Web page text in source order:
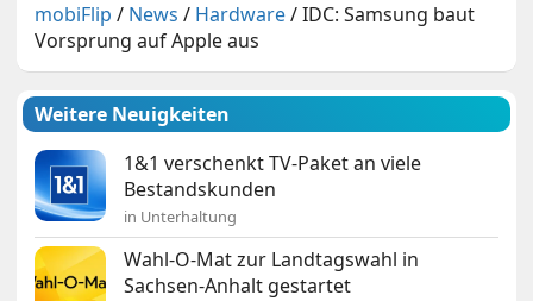
mobiFlip / News / Hardware/IDC: Samsung baut
Vorsprung auf Apple aus
Weitere Neuigkeiten
1&1 verschenkt TV-Paket an viele
Bestandskunden
in Unterhaltung
Wahl-O-Mat zur Landtagswahl in
Sachsen-Anhalt gestartet